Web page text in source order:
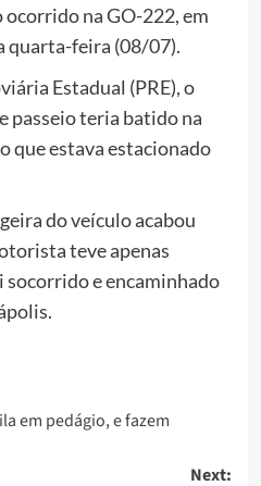
na GO-222, em
quarta-feira (08/07).
Estadual (PRE), o
passeio teria batido na
que estava estacionado
do veículo acabou
teve apenas
e encaminhado
em pedágio, e fazem
Next: